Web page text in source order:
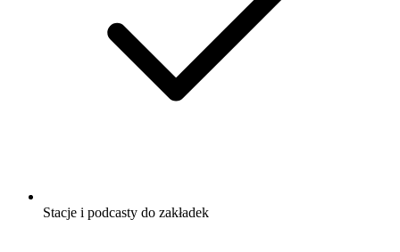
Stacje i podcasty do zakładek